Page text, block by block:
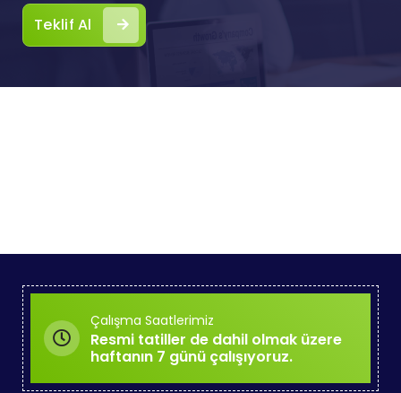
Teklif Al
Çalışma Saatlerimiz
Resmi tatiller de dahil olmak üzere
haftanın 7 günü çalışıyoruz.